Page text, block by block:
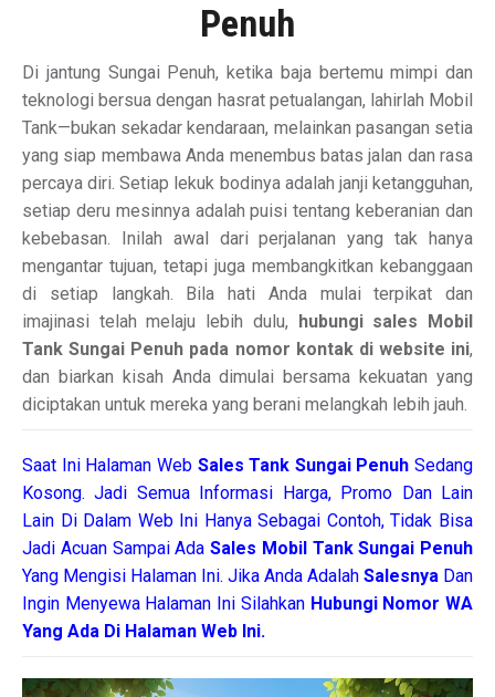
Penuh
Di jantung Sungai Penuh, ketika baja bertemu mimpi dan
teknologi bersua dengan hasrat petualangan, lahirlah Mobil
Tank—bukan sekadar kendaraan, melainkan pasangan setia
yang siap membawa Anda menembus batas jalan dan rasa
percaya diri. Setiap lekuk bodinya adalah janji ketangguhan,
setiap deru mesinnya adalah puisi tentang keberanian dan
kebebasan. Inilah awal dari perjalanan yang tak hanya
mengantar tujuan, tetapi juga membangkitkan kebanggaan
di setiap langkah. Bila hati Anda mulai terpikat dan
imajinasi telah melaju lebih dulu,
hubungi sales Mobil
Tank Sungai Penuh pada nomor kontak di website ini,
dan biarkan kisah Anda dimulai bersama kekuatan yang
diciptakan untuk mereka yang berani melangkah lebih jauh.
Saat Ini Halaman Web Sales Tank Sungai Penuh Sedang
Kosong. Jadi Semua Informasi Harga, Promo Dan Lain
Lain Di Dalam Web Ini Hanya Sebagai Contoh, Tidak Bisa
Jadi Acuan Sampai Ada Sales Mobil Tank Sungai Penuh
Yang Mengisi Halaman Ini. Jika Anda Adalah Salesnya Dan
Ingin Menyewa Halaman Ini Silahkan Hubungi Nomor WA
Yang Ada Di Halaman Web Ini.